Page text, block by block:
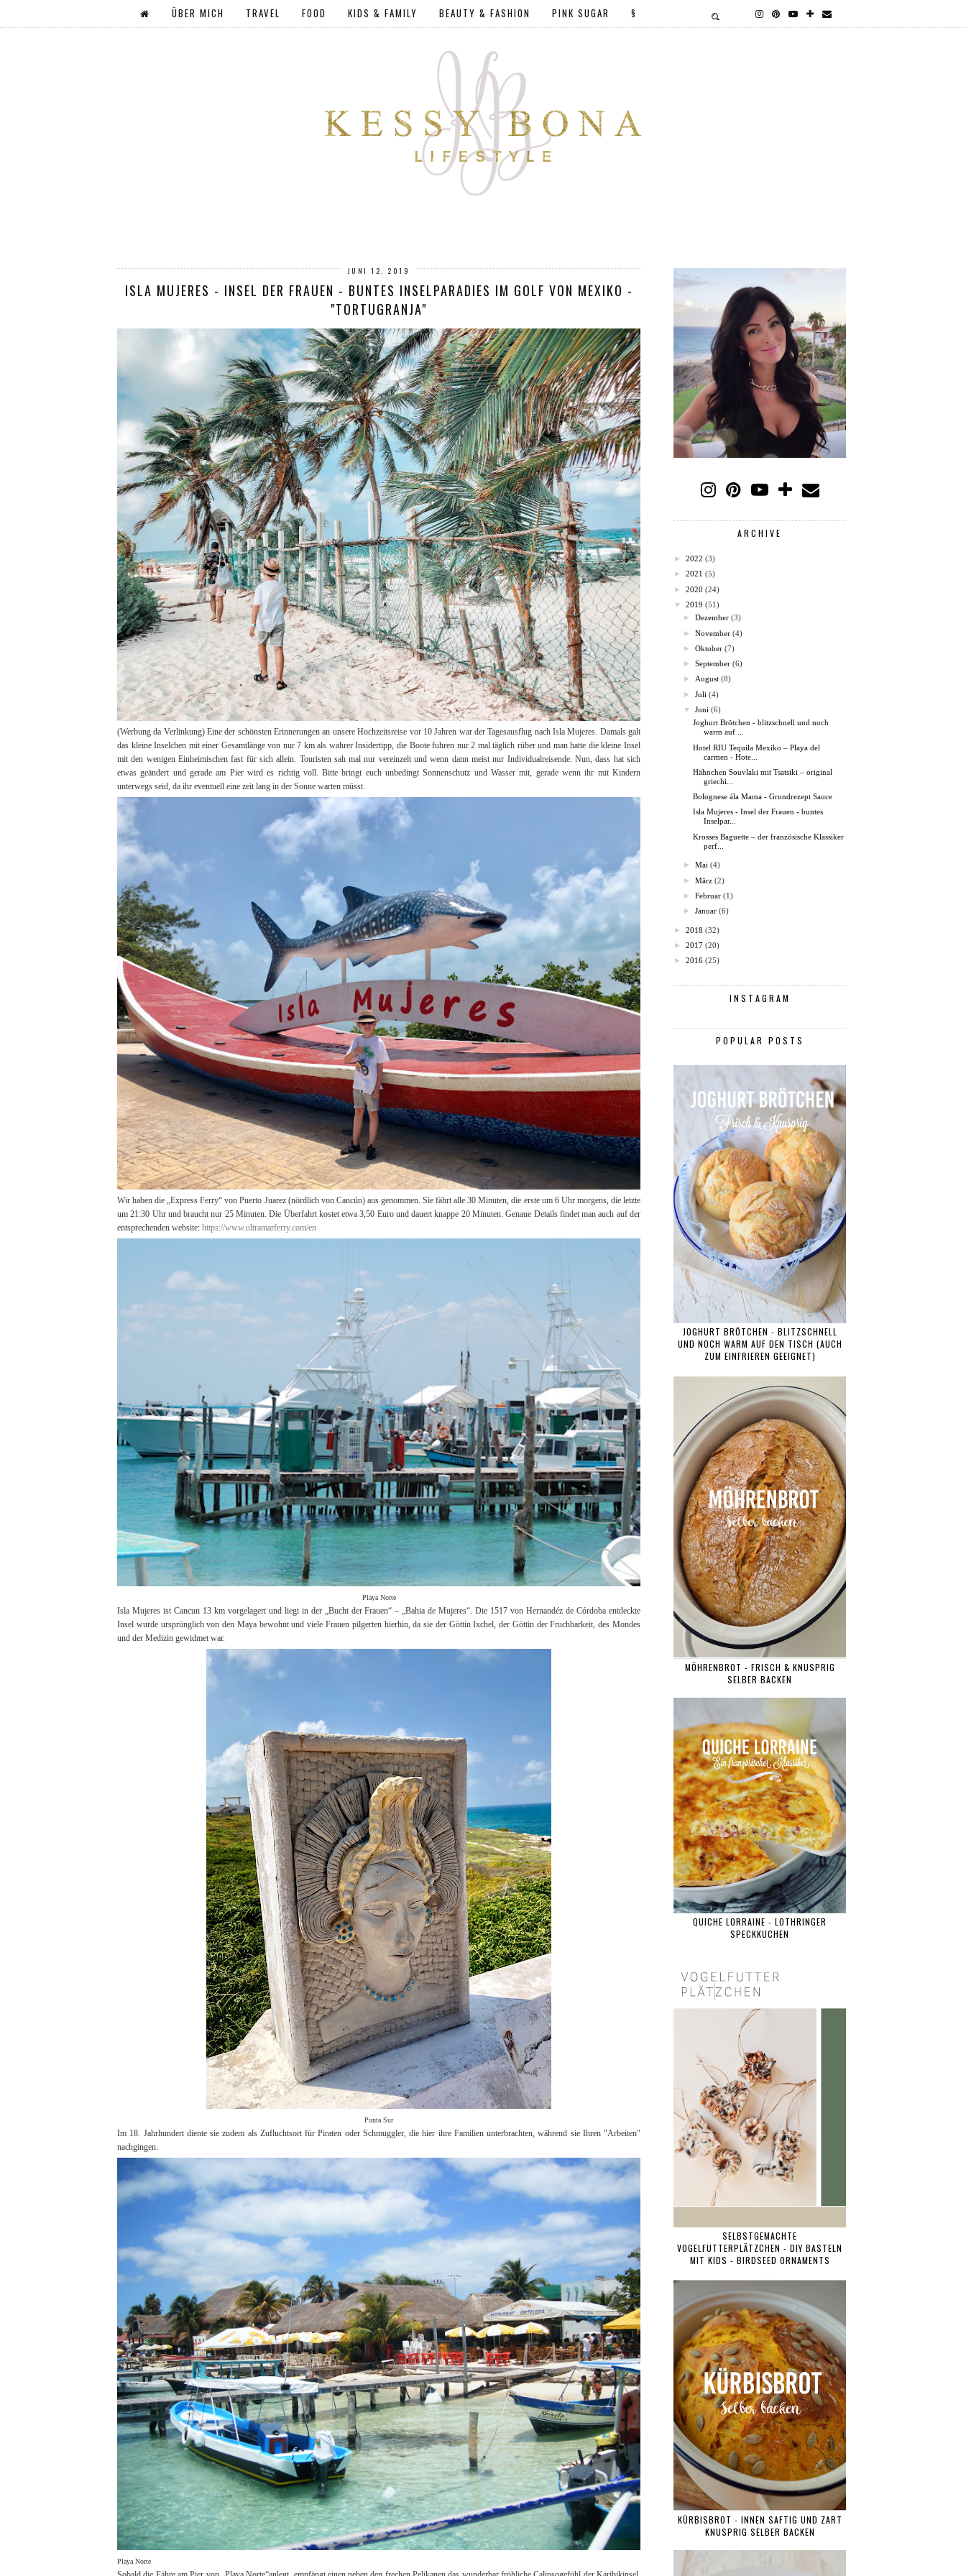
ÜBER MICH TRAVEL FOOD KIDS & FAMILY BEAUTY & FASHION PINK SUGAR §
JUNI 12, 2019
ISLA MUJERES - INSEL DER FRAUEN - BUNTES INSELPARADIES IM GOLF VON MEXIKO -
"TORTUGRANJA"
(Werbung da Verlinkung) Eine der schönsten Erinnerungen an unsere Hochzeitsreise vor 10 Jahren war der Tagesausflug nach Isla Mujeres. Damals galt
das kleine Inselchen mit einer Gesamtlänge von nur 7 km als wahrer Insidertipp, die Boote fuhren nur 2 mal täglich rüber und man hatte die kleine Insel
mit den wenigen Einheimischen fast für sich allein. Touristen sah mal nur vereinzelt und wenn dann meist nur Individualreisende. Nun, dass hat sich
etwas geändert und gerade am Pier wird es richtig voll. Bitte bringt euch unbedingt Sonnenschutz und Wasser mit, gerade wenn ihr mit Kindern
unterwegs seid, da ihr eventuell eine zeit lang in der Sonne warten müsst.
Wir haben die „Express Ferry“ von Puerto Juarez (nördlich von Cancún) aus genommen. Sie fährt alle 30 Minuten, die erste um 6 Uhr morgens, die letzte
um 21:30 Uhr und braucht nur 25 Minuten. Die Überfahrt kostet etwa 3,50 Euro und dauert knappe 20 Minuten. Genaue Details findet man auch auf der
entsprechenden website: https://www.ultramarferry.com/en
Playa Norte
Isla Mujeres ist Cancun 13 km vorgelagert und liegt in der „Bucht der Frauen“ – „Bahia de Mujeres“. Die 1517 von Hernandéz de Córdoba entdeckte
Insel wurde ursprünglich von den Maya bewohnt und viele Frauen pilgerten hierhin, da sie der Göttin Ixchel, der Göttin der Fruchbarkeit, des Mondes
und der Medizin gewidmet war.
Punta Sur
Im 18. Jahrhundert diente sie zudem als Zufluchtsort für Piraten oder Schmuggler, die hier ihre Familien unterbrachten, während sie Ihren "Arbeiten"
nachgingen.
Playa Norte
ARCHIVE
► 2022 (3)
► 2021 (5)
► 2020 (24)
▼
2019 (51)
►Dezember (3)
►November (4)
►Oktober (7)
►September (6)
►August (8)
►Juli (4)
▼
Juni (6)
Joghurt Brötchen - blitzschnell und noch
warm auf ...
Hotel RIU Tequila Mexiko – Playa del
carmen - Hote...
Hähnchen Souvlaki mit Tsatsiki – original
griechi...
Bolognese ála Mama - Grundrezept Sauce
Isla Mujeres - Insel der Frauen - buntes
Inselpar...
Krosses Baguette – der französische Klassiker
perf...
►Mai (4)
►März (2)
►Februar (1)
►Januar (6)
► 2018 (32)
► 2017 (20)
► 2016 (25)
INSTAGRAM
POPULAR POSTS
JOGHURT BRÖTCHEN - BLITZSCHNELL
UND NOCH WARM AUF DEN TISCH (AUCH
ZUM EINFRIEREN GEEIGNET)
MÖHRENBROT - FRISCH & KNUSPRIG
SELBER BACKEN
QUICHE LORRAINE - LOTHRINGER
SPECKKUCHEN
SELBSTGEMACHTE
VOGELFUTTERPLÄTZCHEN - DIY BASTELN
MIT KIDS - BIRDSEED ORNAMENTS
KÜRBISBROT - INNEN SAFTIG UND ZART
KNUSPRIG SELBER BACKEN